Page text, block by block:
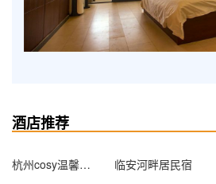
酒店推荐
杭州cosy温馨公寓 临安河畔居民宿